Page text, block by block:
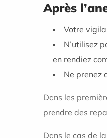
Après
Votre
N’utilisez
en rendiez
Ne prenez
Dans les
prendre des
Dans le cas de